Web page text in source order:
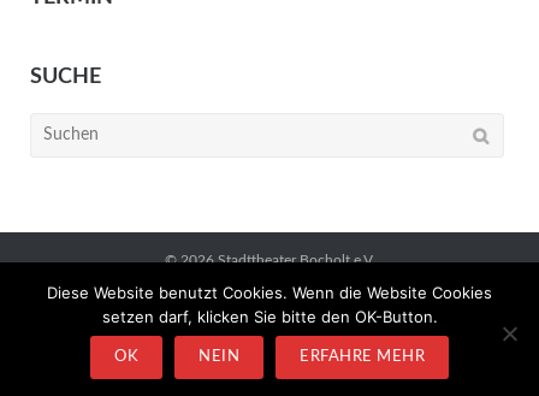
SUCHE
Suchen
© 2026Stadttheater Bocholt e.V.
Datenschutzerklärung Impressum
Diese Website benutzt Cookies. Wenn die Website Cookies
setzen darf, klicken Sie bitte den OK-Button.
OK NEIN ERFAHRE MEHR